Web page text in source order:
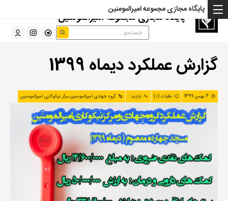
پایگاه مجازی مجموعه امیرالمومنین
پایگاه مجازی مجموعه امیرالمومنین
گزارش عملکرد دیماه 1399
4 بهمن 1399 نظرات (0) بازدید : گروه جهادی امیرالمومنین,مرکز نیکوکاری امیرالمومنین